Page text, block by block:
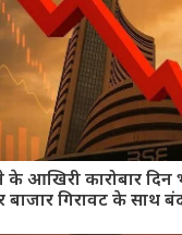
के आखिरी कारोबार दिन
बाजार गिरावट के साथ